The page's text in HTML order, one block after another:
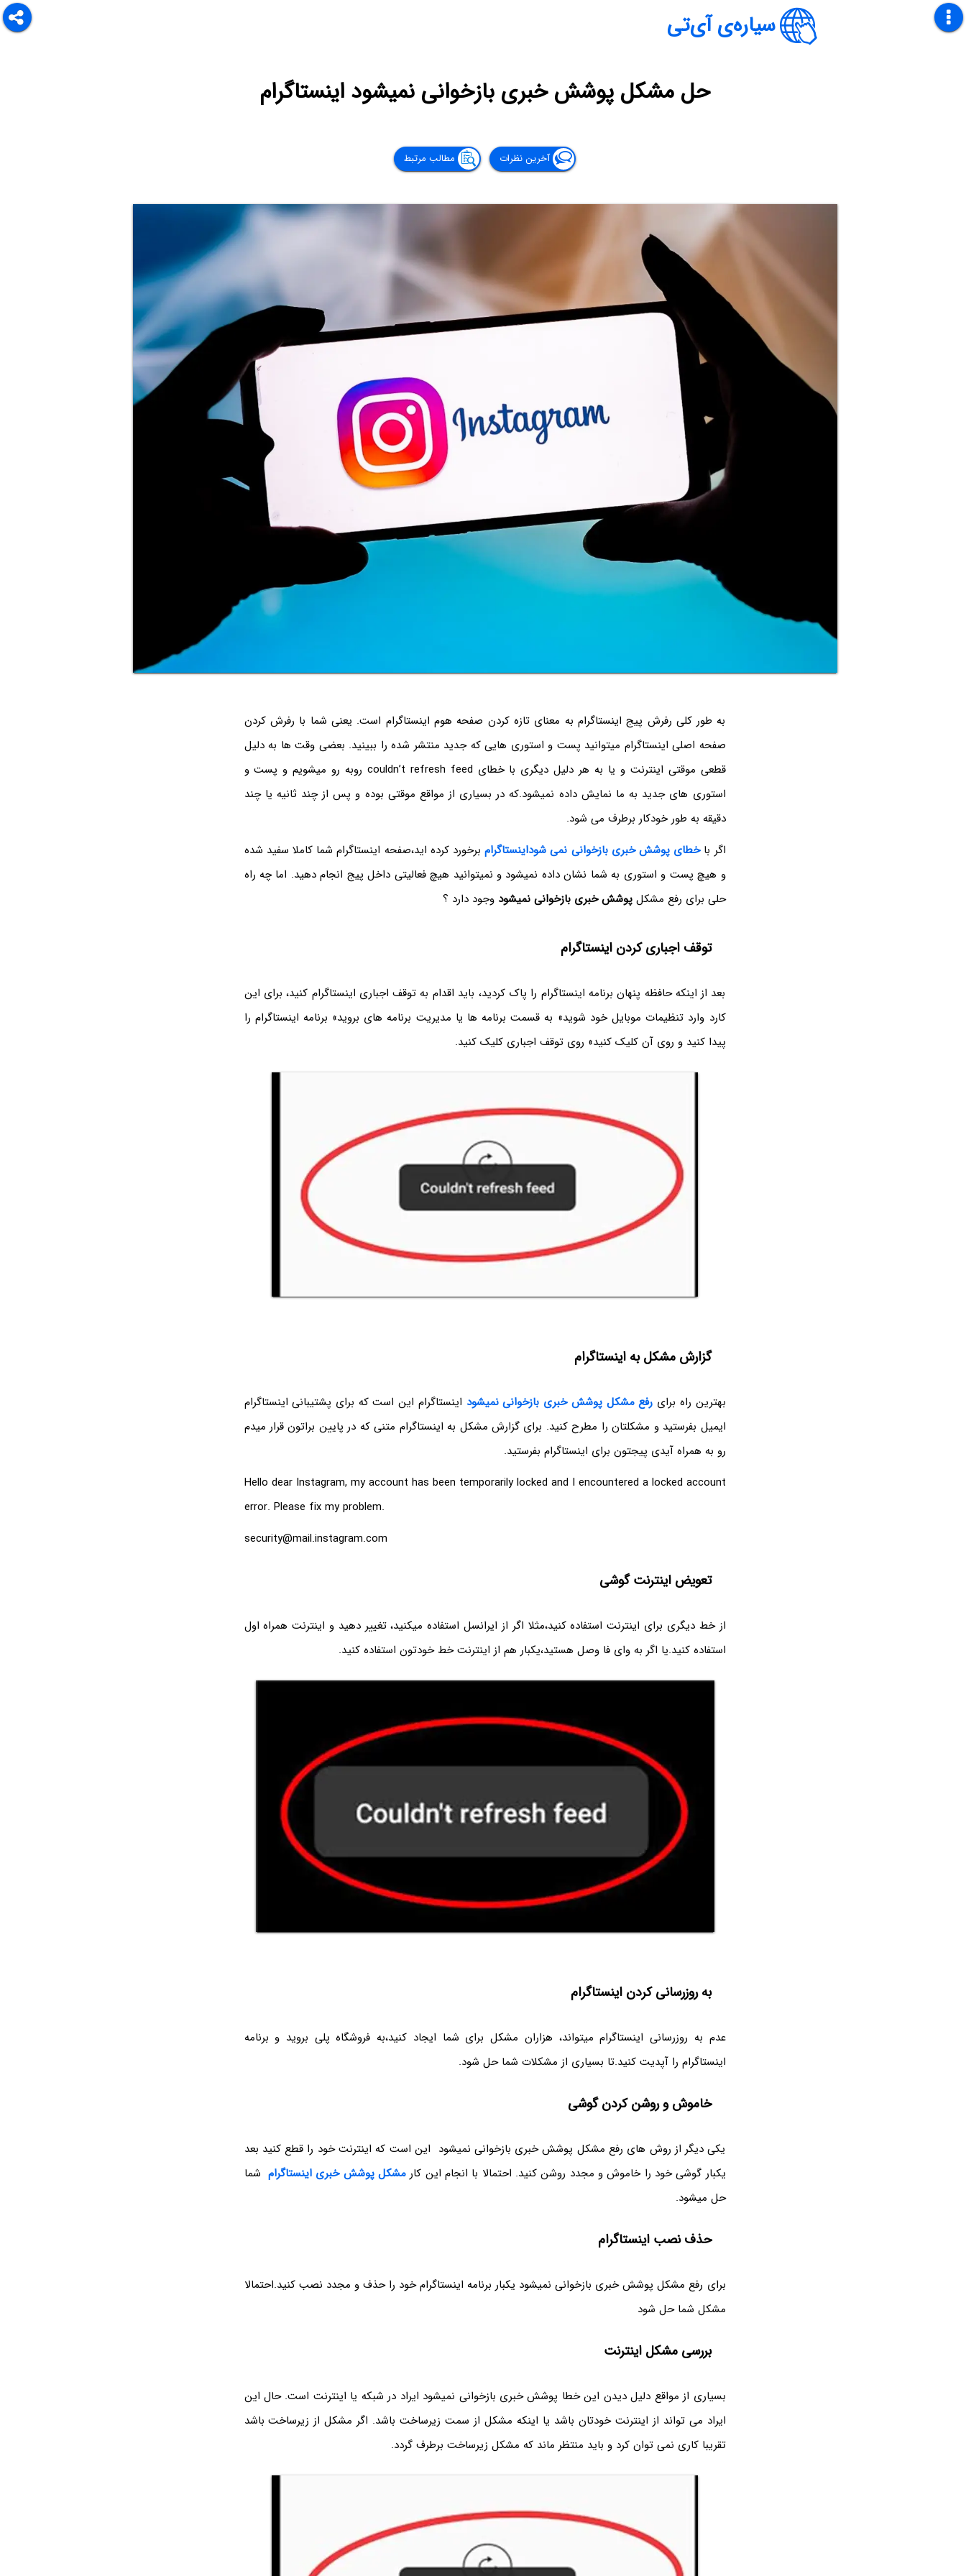
سیاره‌ی آی‌تی
حل مشکل پوشش خبری بازخوانی نمیشود اینستاگرام
آخرین نظرات مطالب مرتبط
به طور کلی رفرش پیج اینستاگرام به معنای تازه کردن صفحه هوم اینستاگرام است. یعنی شما با رفرش کردن
صفحه اصلی اینستاگرام میتوانید پست و استوری هایی که جدید منتشر شده را ببینید. بعضی وقت ها به دلیل
قطعی موقتی اینترنت و یا به هر دلیل دیگری با خطای couldn’t refresh feed روبه رو میشویم و پست و
استوری های جدید به ما نمایش داده نمیشود.که در بسیاری از مواقع موقتی بوده و پس از چند ثانیه یا چند
دقیقه به طور خودکار برطرف می شود.
اگر باخطای پوشش خبری بازخوانی نمی شوداینستاگرام برخورد کرده اید،صفحه اینستاگرام شما کاملا سفید شده
و هیچ پست و استوری به شما نشان داده نمیشود و نمیتوانید هیچ فعالیتی داخل پیج انجام دهید. اما چه راه
حلی برای رفع مشکلپوشش خبری بازخوانی نمیشود وجود دارد ؟
توقف اجباری کردن اینستاگرام
بعد از اینکه حافظه پنهان برنامه اینستاگرام را پاک کردید، باید اقدام به توقف اجباری اینستاگرام کنید، برای این
کارد وارد تنظیمات موبایل خود شوید» به قسمت برنامه ها یا مدیریت برنامه های بروید» برنامه اینستاگرام را
پیدا کنید و روی آن کلیک کنید» روی توقف اجباری کلیک کنید.
گزارش مشکل به اینستاگرام
بهترین راه برای رفع مشکل پوشش خبری بازخوانی نمیشود اینستاگرام این است که برای پشتیبانی اینستاگرام
ایمیل بفرستید و مشکلتان را مطرح کنید. برای گزارش مشکل به اینستاگرام متنی که در پایین براتون قرار میدم
رو به همراه آیدی پیجتون برای اینستاگرام بفرستید.
Hello dear Instagram, my account has been temporarily locked and I encountered a locked account
error. Please fix my problem.
security@mail.instagram.com
تعویض اینترنت گوشی
از خط دیگری برای اینترنت استفاده کنید،مثلا اگر از ایرانسل استفاده میکنید، تغییر دهید و اینترنت همراه اول
استفاده کنید.یا اگر به وای فا وصل هستید،یکبار هم از اینترنت خط خودتون استفاده کنید.
به روزرسانی کردن اینستاگرام
عدم به روزرسانی اینستاگرام میتواند، هزاران مشکل برای شما ایجاد کنید،به فروشگاه پلی بروید و برنامه
اینستاگرام را آپدیت کنید.تا بسیاری از مشکلات شما حل شود.
خاموش و روشن کردن گوشی
یکی دیگر از روش های رفع مشکل پوشش خبری بازخوانی نمیشود این است که اینترنت خود را قطع کنید بعد
یکبار گوشی خود را خاموش و مجدد روشن کنید. احتمالا با انجام این کار مشکل پوشش خبری اینستاگرام شما
حل میشود.
حذف نصب اینستاگرام
برای رفع مشکل پوشش خبری بازخوانی نمیشود یکبار برنامه اینستاگرام خود را حذف و مجدد نصب کنید.احتمالا
مشکل شما حل شود
بررسی مشکل اینترنت
بسیاری از مواقع دلیل دیدن این خطا پوشش خبری بازخوانی نمیشود ایراد در شبکه یا اینترنت است. حال این
ایراد می تواند از اینترنت خودتان باشد یا اینکه مشکل از سمت زیرساخت باشد. اگر مشکل از زیرساخت باشد
تقریبا کاری نمی توان کرد و باید منتظر ماند که مشکل زیرساخت برطرف گردد.